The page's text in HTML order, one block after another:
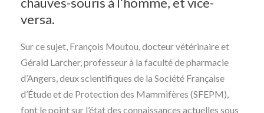
versa.
Sur ce sujet, François Moutou, docteur vétérinaire et
Gérald Larcher, professeur à la faculté de pharmacie
d’Angers, deux scientifiques de la Société Française
d’Étude et de Protection des Mammifères (SFEPM),
font le point sur l’état des connaissances actuelles sous